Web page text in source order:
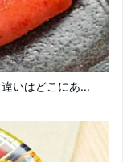
いはどこにあ...